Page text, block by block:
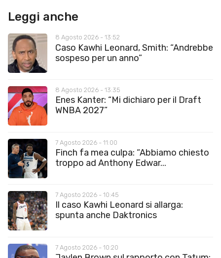
Leggi anche
8 Agosto 2026 - 13:52
Caso Kawhi Leonard, Smith: “Andrebbe
sospeso per un anno”
8 Agosto 2026 - 13:35
Enes Kanter: “Mi dichiaro per il Draft
WNBA 2027”
7 Agosto 2026 - 11:00
Finch fa mea culpa: “Abbiamo chiesto
troppo ad Anthony Edwar...
7 Agosto 2026 - 10:45
Il caso Kawhi Leonard si allarga:
spunta anche Daktronics
7 Agosto 2026 - 10:20